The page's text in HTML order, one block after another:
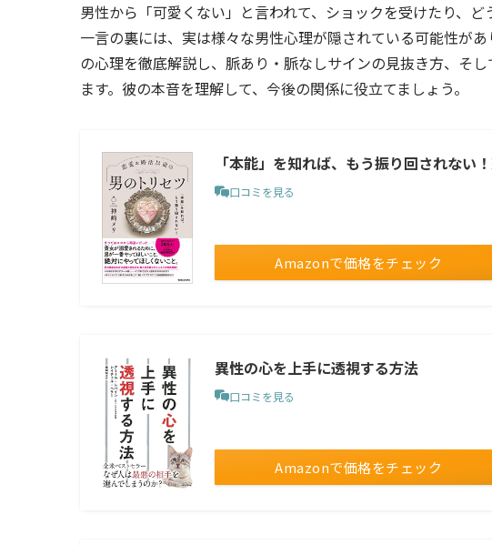
男性から「可愛くない」と言われて、ショックを受けたり、
一言の裏には、実は様々な男性心理が隠されている可能性が
の心理を徹底解説し、脈あり・脈なしサインの見抜き方、そ
ます。彼の本音を理解して、今後の関係に役立てましょう。
「本能」を知れば、もう振り回されない
口コミを見る
Amazonで価格をチェック
異性の心を上手に透視する方法
口コミを見る
Amazonで価格をチェック